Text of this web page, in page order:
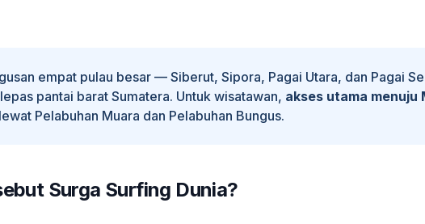
empat pulau besar — Siberut, Sipora, Pagai Utara, dan Pagai
pantai barat Sumatera. Untuk wisatawan, akses utama menuju
Pelabuhan Muara dan Pelabuhan Bungus.
Surga Surfing Dunia?